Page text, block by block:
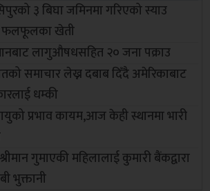
३ बिघा जमिनमा गरिएको स्याउ
फलफूलका खेती
लागुऔषधसहित २० जना पक्राउ
समाचार लेख्न दबाब दिँदै अमेरिकाबाट
धम्की
प्रभाव कायम,आज केही स्थानमा भारी
गुमाएकी महिलालाई कुमारी बैंकद्वारा
भुक्तानी